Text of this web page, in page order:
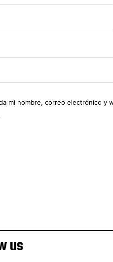
mi nombre, correo electrónico y
us